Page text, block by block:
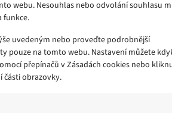
webu. Nesouhlas nebo odvolání souhlasu
funkce.
uvedeným nebo proveďte podrobnější
pouze na tomto webu. Nastavení můžete
přepínačů v Zásadách cookies nebo
části obrazovky.